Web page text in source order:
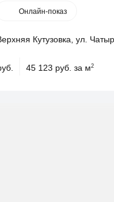
Онлайн-показ
Кутузовка, ул.
45 123 руб. за м2